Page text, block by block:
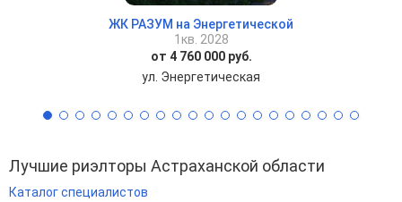
ЖК РАЗУМ на Энергетической
1кв. 2028
от 4 760 000 руб.
ул. Энергетическая
Лучшие риэлторы Астраханской области
Каталог специалистов